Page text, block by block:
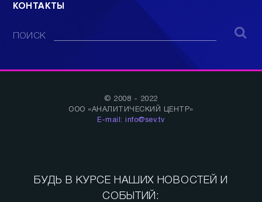
КОНТАКТЫ
ПОИСК
© 2008 - 2022
ООО «АНАЛИТИЧЕСКИЙ ЦЕНТР»
E-mail: info@sev.tv
БУДЬ В КУРСЕ НАШИХ НОВОСТЕЙ И
СОБЫТИЙ: